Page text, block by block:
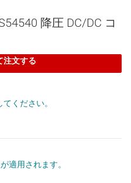
降圧 DC/DC コ
注文する
ください。
適用されます。